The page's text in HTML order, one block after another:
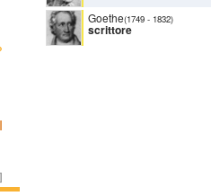
]
Goethe(1749 - 1832)
scrittore